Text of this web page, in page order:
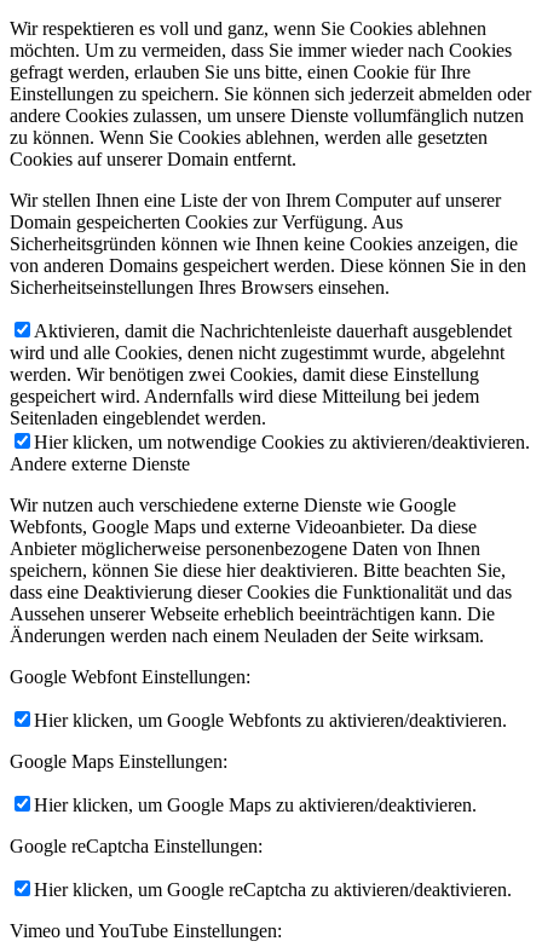
Wir respektieren es voll und ganz, wenn Sie Cookies ablehnen
möchten. Um zu vermeiden, dass Sie immer wieder nach Cookies
gefragt werden, erlauben Sie uns bitte, einen Cookie für Ihre
Einstellungen zu speichern. Sie können sich jederzeit abmelden oder
andere Cookies zulassen, um unsere Dienste vollumfänglich nutzen
zu können. Wenn Sie Cookies ablehnen, werden alle gesetzten
Cookies auf unserer Domain entfernt.
Wir stellen Ihnen eine Liste der von Ihrem Computer auf unserer
Domain gespeicherten Cookies zur Verfügung. Aus
Sicherheitsgründen können wie Ihnen keine Cookies anzeigen, die
von anderen Domains gespeichert werden. Diese können Sie in den
Sicherheitseinstellungen Ihres Browsers einsehen.
Aktivieren, damit die Nachrichtenleiste dauerhaft ausgeblendet
wird und alle Cookies, denen nicht zugestimmt wurde, abgelehnt
werden. Wir benötigen zwei Cookies, damit diese Einstellung
gespeichert wird. Andernfalls wird diese Mitteilung bei jedem
Seitenladen eingeblendet werden.
Hier klicken, um notwendige Cookies zu aktivieren/deaktivieren.
Andere externe Dienste
Wir nutzen auch verschiedene externe Dienste wie Google
Webfonts, Google Maps und externe Videoanbieter. Da diese
Anbieter möglicherweise personenbezogene Daten von Ihnen
speichern, können Sie diese hier deaktivieren. Bitte beachten Sie,
dass eine Deaktivierung dieser Cookies die Funktionalität und das
Aussehen unserer Webseite erheblich beeinträchtigen kann. Die
Änderungen werden nach einem Neuladen der Seite wirksam.
Google Webfont Einstellungen:
Hier klicken, um Google Webfonts zu aktivieren/deaktivieren.
Google Maps Einstellungen:
Hier klicken, um Google Maps zu aktivieren/deaktivieren.
Google reCaptcha Einstellungen:
Hier klicken, um Google reCaptcha zu aktivieren/deaktivieren.
Vimeo und YouTube Einstellungen: